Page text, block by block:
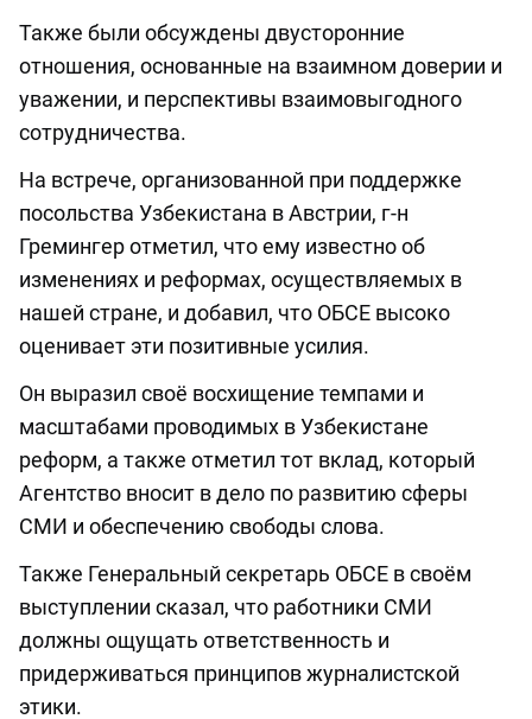
Также были обсуждены двусторонние
отношения, основанные на взаимном доверии и
уважении, и перспективы взаимовыгодного
сотрудничества.
На встрече, организованной при поддержке
посольства Узбекистана в Австрии, г-н
Гремингер отметил, что ему известно об
изменениях и реформах, осуществляемых в
нашей стране, и добавил, что ОБСЕ высоко
оценивает эти позитивные усилия.
Он выразил своё восхищение темпами и
масштабами проводимых в Узбекистане
реформ, а также отметил тот вклад, который
Агентство вносит в дело по развитию сферы
СМИ и обеспечению свободы слова.
Также Генеральный секретарь ОБСЕ в своём
выступлении сказал, что работники СМИ
должны ощущать ответственность и
придерживаться принципов журналистской
этики.